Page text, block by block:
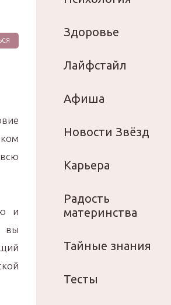
и
вы
Здоровье
Лайфстайл
Афиша
Новости Звёзд
Карьера
Радость
материнства
Тайные знания
Тесты